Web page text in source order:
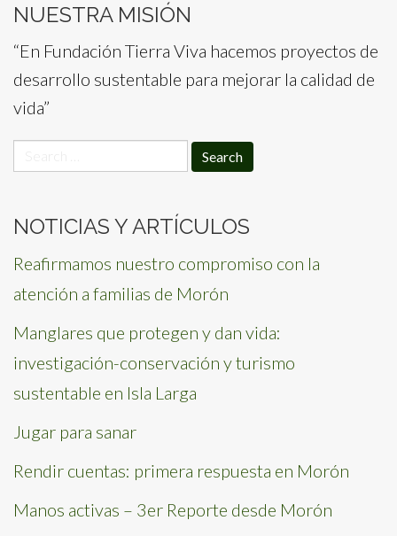
NUESTRA MISIÓN
“En Fundación Tierra Viva hacemos proyectos de
desarrollo sustentable para mejorar la calidad de
vida”
for:
NOTICIAS Y ARTÍCULOS
Reafirmamos nuestro compromiso con la
atención a familias de Morón
Manglares que protegen y dan vida:
investigación-conservación y turismo
sustentable en Isla Larga
Jugar para sanar
Rendir cuentas: primera respuesta en Morón
Manos activas – 3er Reporte desde Morón